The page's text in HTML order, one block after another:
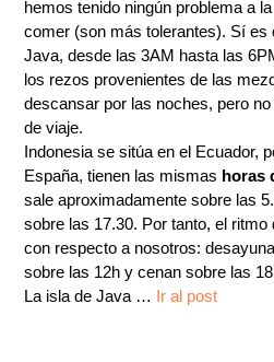
hemos tenido ningún problema a
comer (son más tolerantes). Sí es
Java, desde las 3AM hasta las
los rezos provenientes de las
descansar por las noches, pero
de viaje.
Indonesia se sitúa en el Ecuador,
España, tienen las mismas horas
sale aproximadamente sobre las
sobre las 17.30. Por tanto, el ritmo
con respecto a nosotros:
sobre las 12h y cenan sobre las
La isla de Java … Ir al post